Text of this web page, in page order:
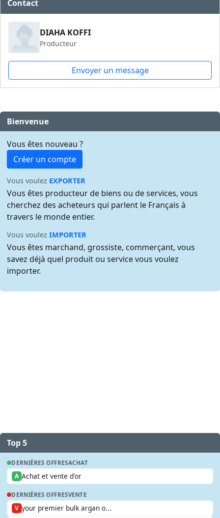
Contact
DIAHA KOFFI
Producteur
Envoyer un message
Bienvenue
Vous êtes nouveau ?
Créer un compte
Vous voulez EXPORTER
Vous êtes producteur de biens ou de services, vous
cherchez des acheteurs qui parlent le Français à
travers le monde entier.
Vous voulezIMPORTER
Vous êtes marchand, grossiste, commerçant, vous
savez déjà quel produit ou service vous voulez
importer.
Top 5
DERNIÈRES OFFRESACHAT
A Achat et vente d'or
DERNIÈRES OFFRESVENTE
V your premier bulk argan o...